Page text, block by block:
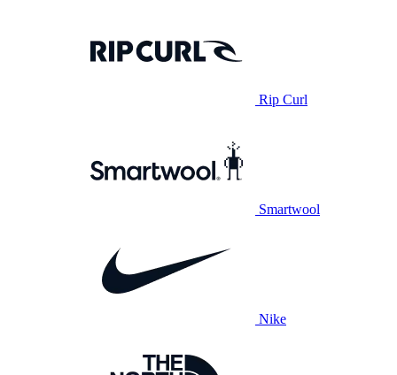
Rip Curl
Smartwool
Nike